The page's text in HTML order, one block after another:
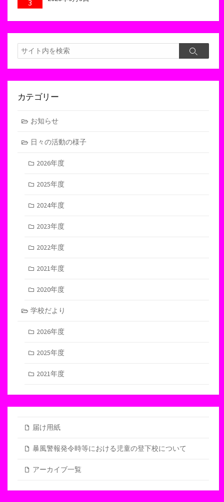
3
検
索
検
カテゴリー
お知らせ
日々の活動の様子
2026年度
2025年度
2024年度
2023年度
2022年度
2021年度
2020年度
学校だより
2026年度
2025年度
2021年度
届け用紙
暴風警報発令時等における児童の登下校について
アーカイブ一覧